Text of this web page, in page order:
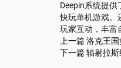
Deepin系统提
快玩单机游戏。
玩家互动，丰富
上一篇洛克王
下一篇辐射拉